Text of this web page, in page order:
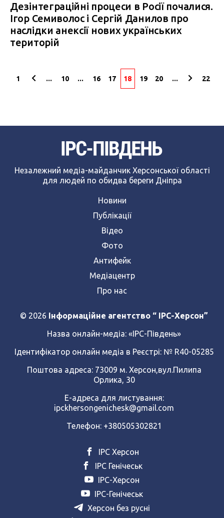
Дезінтеграційні процеси в Росії почалися.
Ігор Семиволос і Сергій Данилов про
наслідки анексії нових українських
територій
1 ... 10 ... 16 17 18 19 20 ... 22
Незалежний медіа-майданчик Херсонської області
для людей по обидва береги Дніпра
Новини
Публікації
Відео
Фото
Антифейк
Медіацентр
Про нас
© 2026 Інформаційне агентство “ IPC-Херсон”
Назва онлайн-медіа: «ІРС-Південь»
Ідентифікатор онлайн медіа в Реєстрі: № R40-05285
Поштова адреса: 73009 м. Херсон,вул.Пилипа
Орлика, 30
Е-адреса для листування:
ipckhersongenichesk@gmail.com
Телефон: +380505302821
ІРС Херсон
ІРС Генічеськ
ІРС-Херсон
ІРС-Генічеськ
Херсон без русні